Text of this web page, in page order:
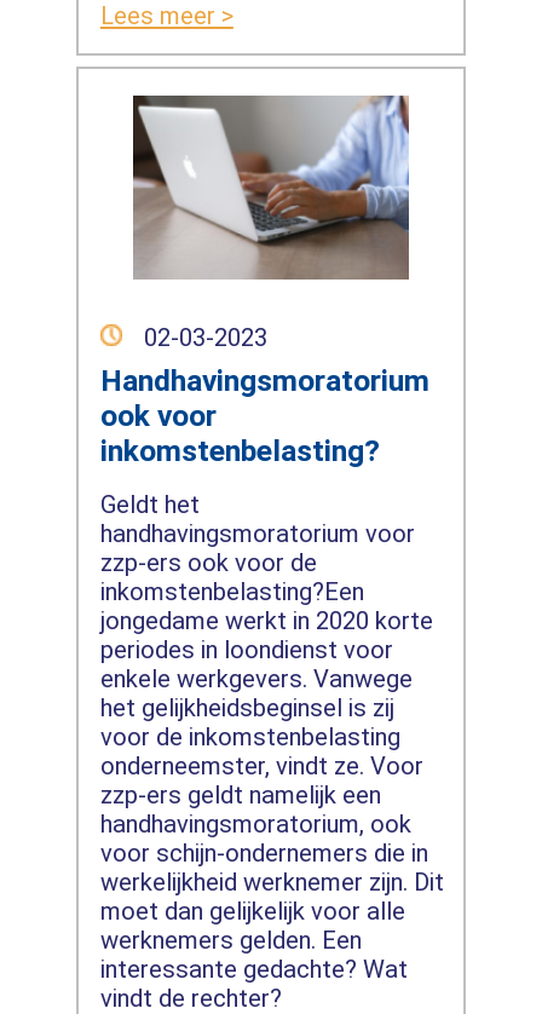
Lees meer >
02-03-2023
Handhavingsmoratorium
ook voor
inkomstenbelasting?
Geldt het
handhavingsmoratorium voor
zzp-ers ook voor de
inkomstenbelasting?Een
jongedame werkt in 2020 korte
periodes in loondienst voor
enkele werkgevers. Vanwege
het gelijkheidsbeginsel is zij
voor de inkomstenbelasting
onderneemster, vindt ze. Voor
zzp-ers geldt namelijk een
handhavingsmoratorium, ook
voor schijn-ondernemers die in
werkelijkheid werknemer zijn. Dit
moet dan gelijkelijk voor alle
werknemers gelden. Een
interessante gedachte? Wat
vindt de rechter?